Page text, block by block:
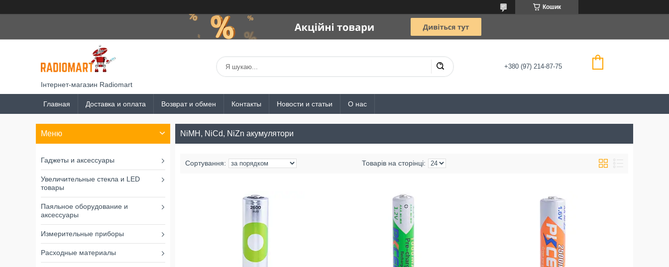
Кошик
Інтернет-магазин Radiomart
+380 (97) 214-87-75
Главная Доставка и оплата Возврат и обмен Контакты Новости и статьи О нас
NiMH, NiCd, NiZn акумулятори
Гаджеты и аксессуары
Увеличительные стекла и LED
товары
Паяльное оборудование и
аксессуары
Измерительные приборы
Расходные материалы